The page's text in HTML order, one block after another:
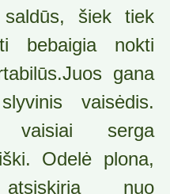
šiek tiek
bebaigia nokti
ga­na
vaisėdis.
vaisiai serga
Odelė plona,
nuo